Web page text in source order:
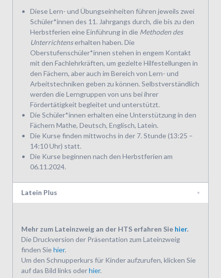
Diese Lern- und Übungseinheiten führen jeweils zwei
Schüler*innen des 11. Jahrgangs durch, die bis zu den
Herbstferien eine Einführung in die Methoden des
Unterrichtenserhalten haben. Die
Oberstufenschüler*innen stehen in engem Kontakt
mit den Fachlehrkräften, um gezielte Hilfestellungen in
den Fächern, aber auch im Bereich von Lern- und
Arbeitstechniken geben zu können. Selbstverständlich
werden die Lerngruppen von uns bei ihrer
Fördertätigkeit begleitet und unterstützt.
Die Schüler*innen erhalten eine Unterstützung in den
Fächern Mathe, Deutsch, Englisch, Latein.
Die Kurse finden mittwochs in der 7. Stunde (13:25 –
14:10 Uhr) statt.
Die Kurse beginnen nach den Herbstferien am
06.11.2024.
Latein Plus
Mehr zum Lateinzweig an der HTS erfahren Sie hier.
Die Druckversion der Präsentation zum Lateinzweig
finden Siehier.
Um den Schnupperkurs für Kinder aufzurufen, klicken Sie
auf das Bild links oderhier.